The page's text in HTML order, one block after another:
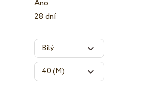
Ano
28 dní